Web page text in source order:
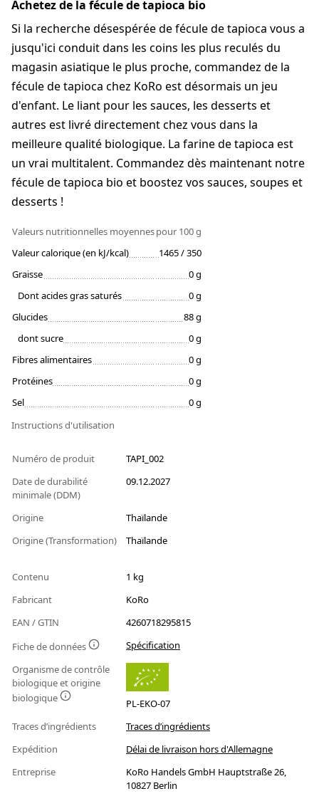
Achetez de la fécule de tapioca bio
Si la recherche désespérée de fécule de tapioca vous a
jusqu'ici conduit dans les coins les plus reculés du
magasin asiatique le plus proche, commandez de la
fécule de tapioca chez KoRo est désormais un jeu
d'enfant. Le liant pour les sauces, les desserts et
autres est livré directement chez vous dans la
meilleure qualité biologique. La farine de tapioca est
un vrai multitalent. Commandez dès maintenant notre
fécule de tapioca bio et boostez vos sauces, soupes et
desserts !
Valeurs nutritionnelles moyennespour 100 g
Valeur calorique (en kJ/kcal)
1465 / 350
Graisse
0 g
Dont acides gras saturés
0 g
Glucides
88 g
dont sucre
0 g
Fibres alimentaires
0 g
Protéines
0 g
Sel
0 g
Instructions d'utilisation
Numéro de produit
TAPI_002
Date de durabilité
minimale (DDM)
09.12.2027
Origine
Thaïlande
Origine (Transformation)
Thaïlande
Contenu
1 kg
Fabricant
KoRo
EAN / GTIN
4260718295815
Fiche de données
Spécification
Organisme de contrôle
biologique et origine
biologique
PL-EKO-07
Traces d’ingrédients
Traces d’ingrédients
Expédition
Délai de livraison hors d'Allemagne
Entreprise
KoRo Handels GmbH Hauptstraße 26,
10827 Berlin